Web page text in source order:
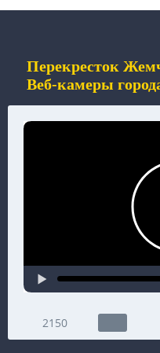
Перекресток
Веб-камеры
2150